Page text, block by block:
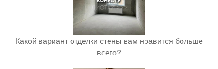
Какой вариант отделки стены вам нравится больше
всего?